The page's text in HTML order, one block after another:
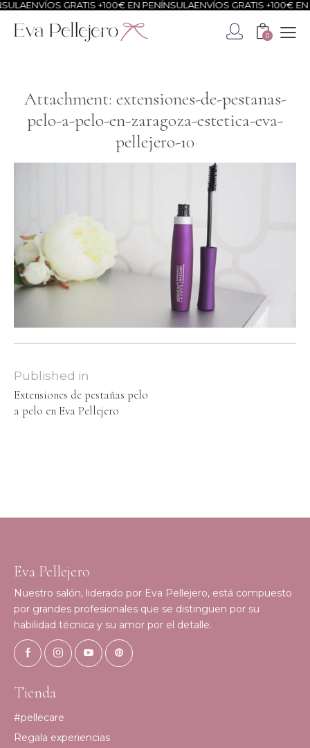
ENVÍOS GRATIS +100€ EN PENÍNSULA ENVÍOS GRATIS +100€ EN
0
Attachment: extensiones-de-pestanas-
pelo-a-pelo-en-zaragoza-estetica-eva-
pellejero-10
Published in
Extensiones de pestañas pelo
a pelo en Eva Pellejero
Eva Pellejero
Nuestro salón, liderado por Eva Pellejero, está compuesto
por grandes profesionales que se distinguen por su
habilidad técnica y su amor por el detalle.
Tienda
#pellecare
Regala experiencias